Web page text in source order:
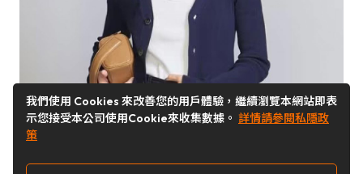
我們使用 Cookies 來改善您的用戶體驗，繼續瀏覽本網站即表
示您接受本公司使用Cookie來收集數據。 詳情請參閱私隱政
策